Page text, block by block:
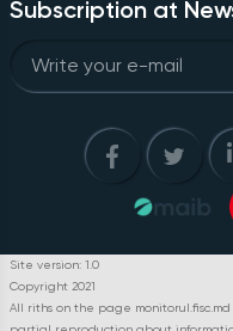
Subscription at
Site version: 1.0
Copyright 2021
All riths on the page monitorul.fisc.md